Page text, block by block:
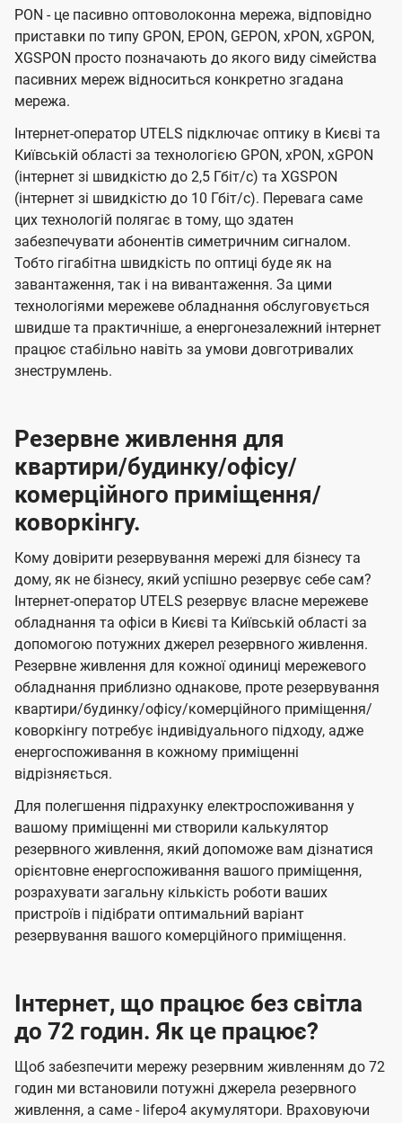
PON - це пасивно оптоволоконна мережа, відповідно
приставки по типу GPON, EPON, GEPON, xPON, xGPON,
XGSPON просто позначають до якого виду сімейства
пасивних мереж відноситься конкретно згадана
мережа.
Інтернет-оператор UTELS підключає оптику в Києві та
Київській області за технологією GPON, xPON, xGPON
(інтернет зі швидкістю до 2,5 Гбіт/с) та XGSPON
(інтернет зі швидкістю до 10 Гбіт/с). Перевага саме
цих технологій полягає в тому, що здатен
забезпечувати абонентів симетричним сигналом.
Тобто гігабітна швидкість по оптиці буде як на
завантаження, так і на вивантаження. За цими
технологіями мережеве обладнання обслуговується
швидше та практичніше, а енергонезалежний інтернет
працює стабільно навіть за умови довготривалих
знеструмлень.
Резервне живлення для
квартири/будинку/офісу/
комерційного приміщення/
коворкінгу.
Кому довірити резервування мережі для бізнесу та
дому, як не бізнесу, який успішно резервує себе сам?
Інтернет-оператор UTELS резервує власне мережеве
обладнання та офіси в Києві та Київській області за
допомогою потужних джерел резервного живлення.
Резервне живлення для кожної одиниці мережевого
обладнання приблизно однакове, проте резервування
квартири/будинку/офісу/комерційного приміщення/
коворкінгу потребує індивідуального підходу, адже
енергоспоживання в кожному приміщенні
відрізняється.
Для полегшення підрахунку електроспоживання у
вашому приміщенні ми створили калькулятор
резервного живлення, який допоможе вам дізнатися
орієнтовне енергоспоживання вашого приміщення,
розрахувати загальну кількість роботи ваших
пристроїв і підібрати оптимальний варіант
резервування вашого комерційного приміщення.
Інтернет, що працює без світла
до 72 годин. Як це працює?
Щоб забезпечити мережу резервним живленням до 72
годин ми встановили потужні джерела резервного
живлення, а саме - lifepo4 акумулятори. Враховуючи